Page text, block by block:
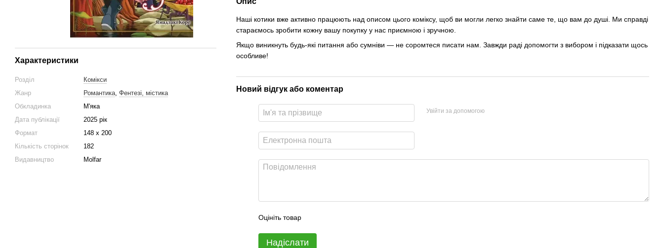
Характеристики
Розділ
Комікси
Жанр
Романтика, Фентезі, містика
Обкладинка
М'яка
Дата публікації
2025 рік
Формат
148 x 200
Кількість сторінок
182
Видавництво
Molfar
Наші котики вже активно працюють над описом цього коміксу, щоб ви могли легко знайти саме те, що вам до душі. Ми справді
стараємось зробити кожну вашу покупку у нас приємною і зручною.
Якщо виникнуть будь-які питання або сумніви — не соромтеся писати нам. Завжди раді допомогти з вибором і підказати щось
особливе!
Новий відгук або коментар
Увійти за допомогою
Оцініть товар
Надіслати